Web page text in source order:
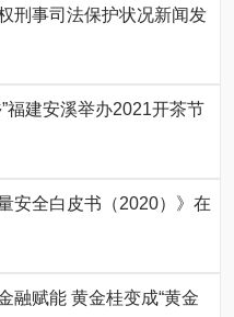
刑事司法保护状况新闻发
福建安溪举办2021开茶节
安全白皮书（2020）》在
融赋能 黄金桂变成“黄金